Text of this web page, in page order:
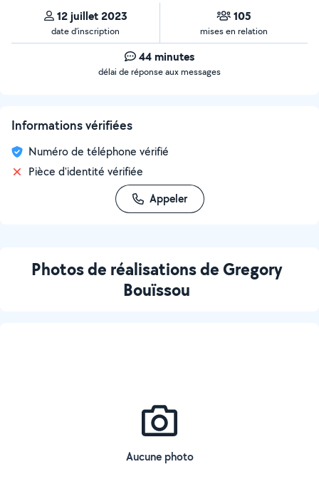
12 juillet 2023
date d’inscription
105
mises en relation
44 minutes
délai de réponse aux messages
Informations vérifiées
Numéro de téléphone vérifié
Pièce d'identité vérifiée
Appeler
Photos de réalisations de Gregory
Bouïssou
Aucune photo